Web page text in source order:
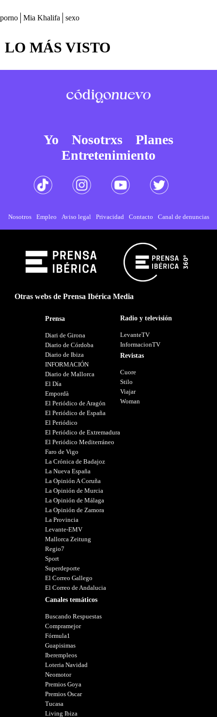
porno Mia Khalifa sexo
LO MÁS VISTO
Yo Nosotrxs
Planes
Entretenimiento
Nosotros Empleo Aviso legal Privacidad Contacto Canal de denuncias
Otras webs de Prensa Ibérica Media
Prensa
Diari de Girona
Diario de Córdoba
Diario de Ibiza
INFORMACIÓN
Diario de Mallorca
El Día
Empordà
El Periódico de Aragón
El Periódico de España
El Periódico
El Periódico de Extremadura
El Periódico Mediterráneo
Faro de Vigo
La Crónica de Badajoz
La Nueva España
La Opinión A Coruña
La Opinión de Murcia
La Opinión de Málaga
La Opinión de Zamora
La Provincia
Levante-EMV
Mallorca Zeitung
Regio7
Sport
Superdeporte
El Correo Gallego
El Correo de Andalucia
Canales temáticos
Buscando Respuestas
Compramejor
Fórmula1
Guapisimas
Iberempleos
Loteria Navidad
Neomotor
Premios Goya
Premios Oscar
Tucasa
Living Ibiza
Radio y televisión
LevanteTV
InformacionTV
Revistas
Cuore
Stilo
Viajar
Woman